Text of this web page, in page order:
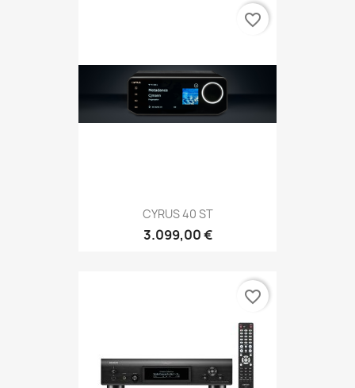
CYRUS 40 ST
3.099,00 €
favorite_border
favorite_border